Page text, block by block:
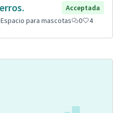
Acceptada
Espacio para mascotas 0 4